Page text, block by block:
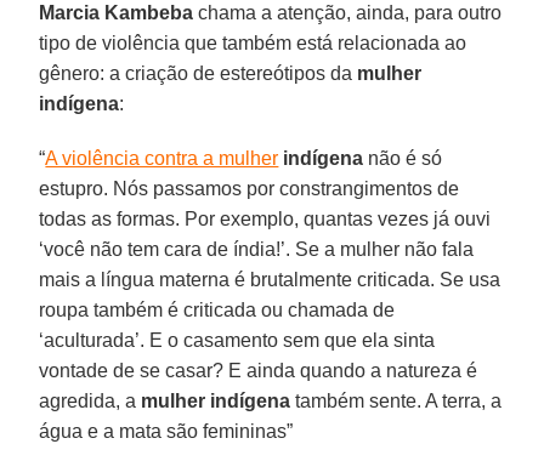
Marcia Kambeba chama a atenção, ainda, para outro
tipo de violência que também está relacionada ao
gênero: a criação de estereótipos da mulher
indígena:
“A violência contra a mulher indígena não é só
estupro. Nós passamos por constrangimentos de
todas as formas. Por exemplo, quantas vezes já ouvi
‘você não tem cara de índia!’. Se a mulher não fala
mais a língua materna é brutalmente criticada. Se usa
roupa também é criticada ou chamada de
‘aculturada’. E o casamento sem que ela sinta
vontade de se casar? E ainda quando a natureza é
agredida, a mulher indígena também sente. A terra, a
água e a mata são femininas”